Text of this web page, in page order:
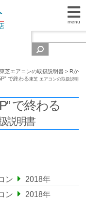
menu
東芝エアコンの取扱説明書 > Rか
で終わる東芝 エアコンの取扱説明
で終わる
説明書
ン
2018年
ン
2018年